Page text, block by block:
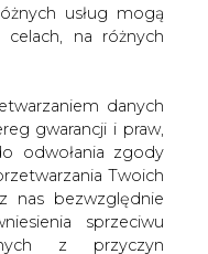
usług mogą
na różnych
danych
gwarancji i praw,
odwołania zgody
Twoich
nas bezwzględnie
sprzeciwu
z przyczyn
elit